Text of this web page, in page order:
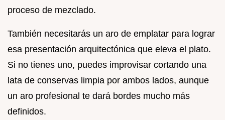
proceso de mezclado.
También necesitarás un aro de emplatar para lograr
esa presentación arquitectónica que eleva el plato.
Si no tienes uno, puedes improvisar cortando una
lata de conservas limpia por ambos lados, aunque
un aro profesional te dará bordes mucho más
definidos.